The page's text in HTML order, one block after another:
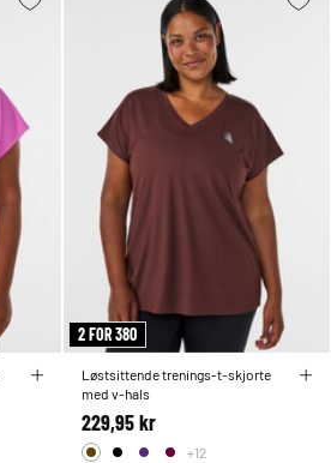
2 FOR 380
Løstsittende trenings-t-skjorte
med v-hals
229,95 kr
+12